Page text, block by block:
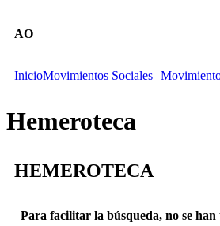
AO
InicioMovimientos Sociales
Hemeroteca
HEMEROTECA
Para facilitar la búsqueda, no se